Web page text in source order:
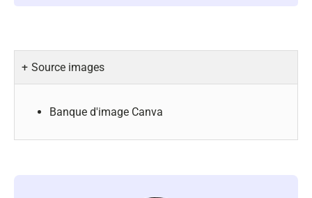
Source images
Banque d'image Canva